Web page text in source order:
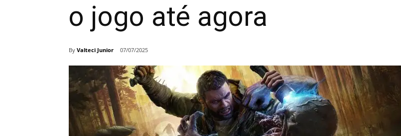
o jogo até agora
By Valteci Junior 07/07/2025